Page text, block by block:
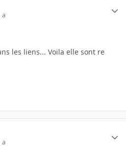
a
les liens... Voila elle sont re
a